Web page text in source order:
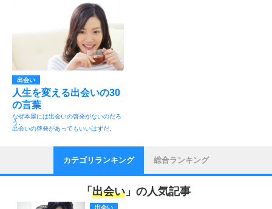
出会い
人生を変える出会いの30
の言葉
なぜ本屋には出会いの啓発がないのだろ
う。
出会いの啓発があってもいいはずだ。
カテゴリランキング 総合ランキング
「 出会い 」の人気記事
出会い